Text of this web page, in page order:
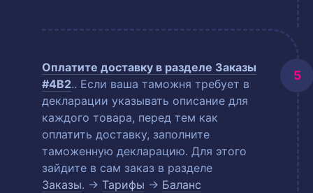
Оплатите доставку в разделе Заказы
#4B2.. Если ваша таможня требует в
декларации указывать описание для
каждого товара, перед тем как
оплатить доставку, заполните
таможенную декларацию. Для этого
зайдите в сам заказ в разделе
Заказы. → Тарифы → Баланс